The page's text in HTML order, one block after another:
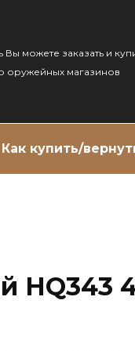
Вы можете заказать и
оружейных магазинов
Как купить/
HQ343